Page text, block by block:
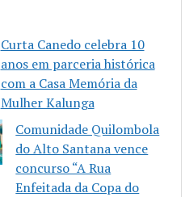
Curta Canedo celebra 10
anos em parceria histórica
com a Casa Memória da
Mulher Kalunga
Comunidade Quilombola
do Alto Santana vence
concurso “A Rua
Enfeitada da Copa do